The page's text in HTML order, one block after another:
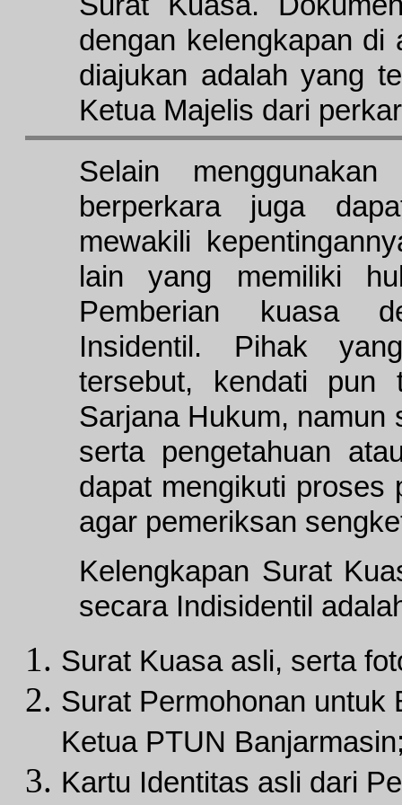
dengan kelengkapan
diajukan adalah yang
Ketua Majelis dari
Selain
berperkara juga
mewakili
lain yang memiliki
Pemberian kuasa
Insidentil. Pihak
tersebut, kendati pun
Sarjana Hukum, namun
serta pengetahuan
dapat mengikuti proses
agar pemeriksan
Kelengkapan Surat
secara Indisidentil
Surat Kuasa asli, serta
Surat Permohonan untuk
Ketua PTUN
Kartu Identitas asli dari